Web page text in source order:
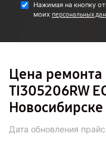
Нажимая на кнопку
моих персональных
Цена
TI305206RW
Новосибирске
Дата обновления